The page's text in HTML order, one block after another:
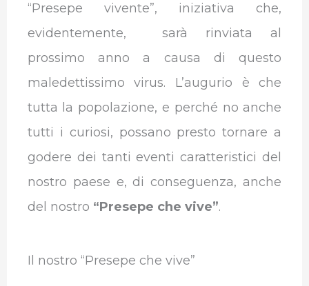
“Presepe vivente”, iniziativa che,
evidentemente, sarà rinviata al
prossimo anno a causa di questo
maledettissimo virus. L’augurio è che
tutta la popolazione, e perché no anche
tutti i curiosi, possano presto tornare a
godere dei tanti eventi caratteristici del
nostro paese e, di conseguenza, anche
del nostro “Presepe che vive”.
Il nostro “Presepe che vive”